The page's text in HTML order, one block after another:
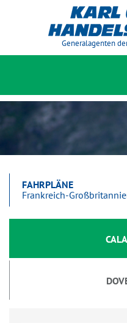
Generalagenten
FAHRPLÄNE
Frankreich-